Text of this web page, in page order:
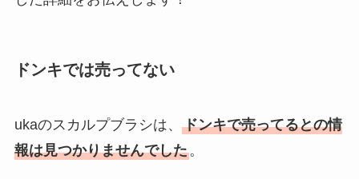
ドンキでは売ってない
ukaのスカルプブラシは、 ドンキで売ってるとの情
報は見つかりませんでした。